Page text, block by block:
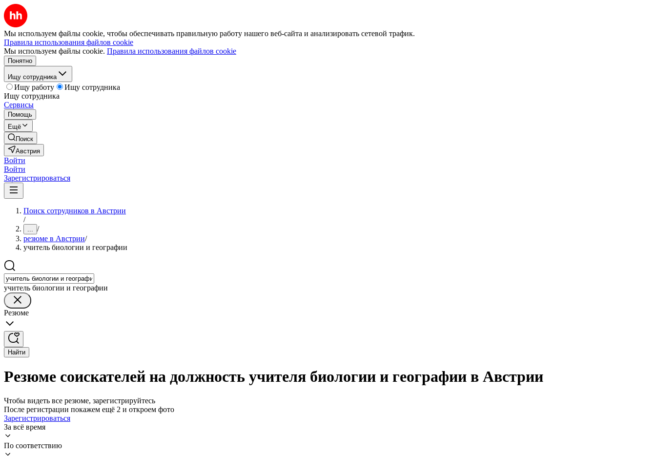
Мы используем файлы cookie, чтобы обеспечивать правильную работу нашего веб-сайта и анализировать сетевой трафик.
Правила использования файлов cookie
Мы используем файлы cookie. Правила использования файлов cookie
Понятно
Ищу сотрудника
Ищу работу
Ищу сотрудника
Ищу сотрудника
Сервисы
Помощь
Ещё
Поиск
Австрия
Войти
Войти
Зарегистрироваться
Поиск сотрудников в Австрии
/
... /
резюме в Австрии/
учитель биологии и географии
учитель биологии и географии
Резюме
Найти
Резюме соискателей на должность учителя биологии и географии в Австрии
Чтобы видеть все резюме, зарегистрируйтесь
После регистрации покажем ещё 2 и откроем фото
Зарегистрироваться
За всё время
По соответствию